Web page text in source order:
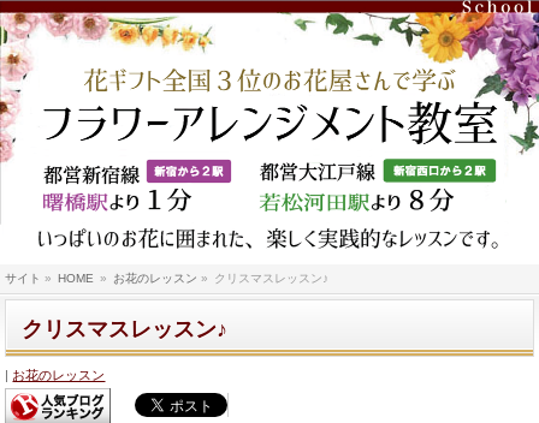
サイト » HOME » お花のレッスン » クリスマスレッスン♪
クリスマスレッスン♪
お花のレッスン